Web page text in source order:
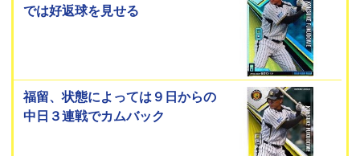
では好返球を見せる
福留、状態によっては９日からの
中日３連戦でカムバック